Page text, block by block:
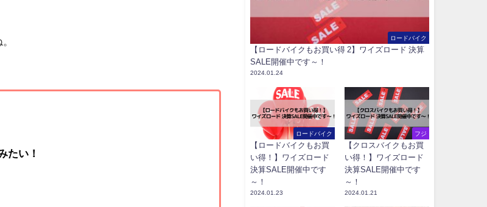
たい！
ロードバイク
【ロードバイクもお買い得 2】ワイズロード 決算
SALE開催中です～！
2024.01.24
ロードバイク
【ロードバイクもお買
い得！】ワイズロード
決算SALE開催中です
～！
2024.01.23
フジ
【クロスバイクもお買
い得！】ワイズロード
決算SALE開催中です
～！
2024.01.21